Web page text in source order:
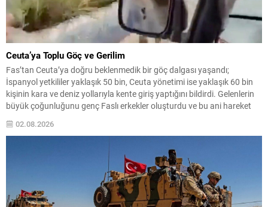
Ceuta’ya Toplu Göç ve Gerilim
Fas’tan Ceuta’ya doğru beklenmedik bir göç dalgası yaşandı;
İspanyol yetkililer yaklaşık 50 bin, Ceuta yönetimi ise yaklaşık 60 bin
kişinin kara ve deniz yollarıyla kente giriş yaptığını bildirdi. Gelenlerin
büyük çoğunluğunu genç Faslı erkekler oluşturdu ve bu ani hareket
olduğu...
02.08.2026